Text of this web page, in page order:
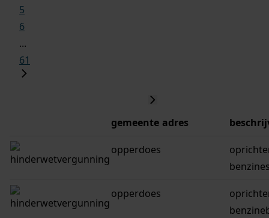
5
6
...
61
gemeente adres
opperdoes
opperdoes